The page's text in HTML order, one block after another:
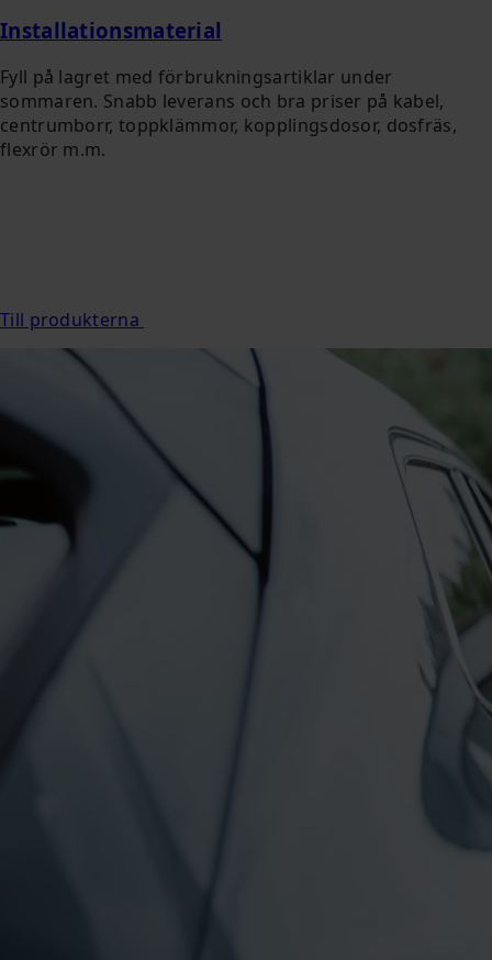
Installationsmaterial
Fyll på lagret med förbrukningsartiklar under
sommaren. Snabb leverans och bra priser på kabel,
centrumborr, toppklämmor, kopplingsdosor, dosfräs,
flexrör m.m.
Till produkterna